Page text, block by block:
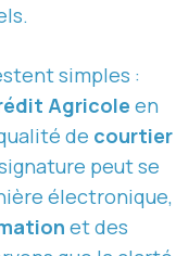
simples :
Agricole en
de courtier
peut se
électronique,
et des